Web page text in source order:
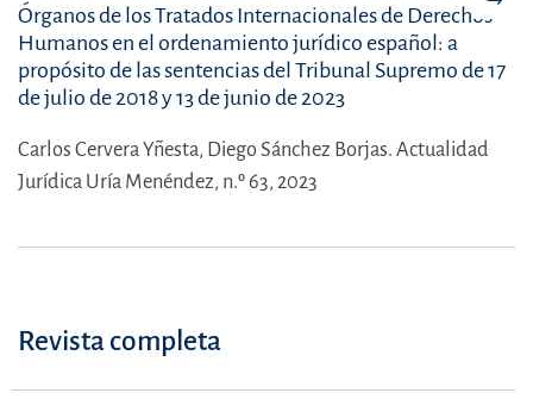
Órganos de los Tratados Internacionales de Derechos
Humanos en el ordenamiento jurídico español: a
propósito de las sentencias del Tribunal Supremo de 17
de julio de 2018 y 13 de junio de 2023
Carlos Cervera Yñesta, Diego Sánchez Borjas. Actualidad
Jurídica Uría Menéndez, n.º 63, 2023
Revista completa